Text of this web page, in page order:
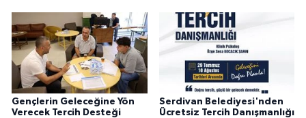
Gençlerin Geleceğine Yön
Verecek Tercih Desteği
Serdivan Belediyesi'nden
Ücretsiz Tercih Danışmanlığı